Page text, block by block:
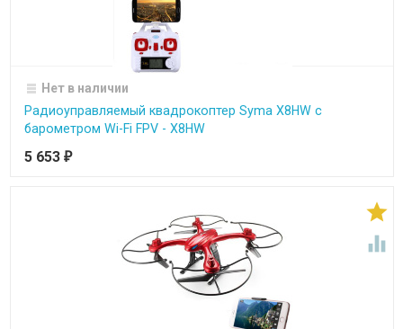
Нет в наличии
Радиоуправляемый квадрокоптер Syma X8HW с
барометром Wi-Fi FPV - X8HW
5 653 ₽

